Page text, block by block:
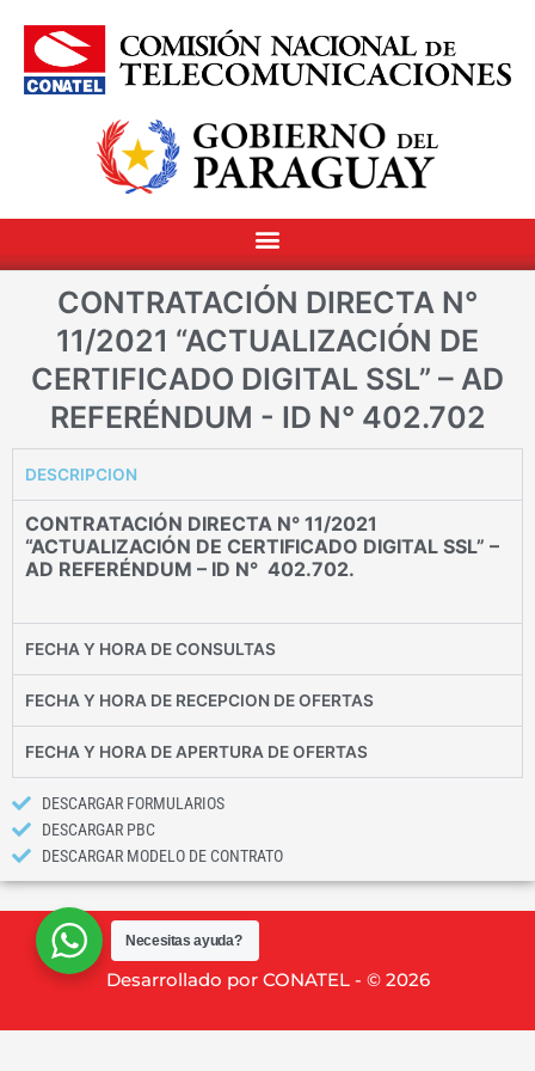
CONTRATACIÓN DIRECTA N°
11/2021 “ACTUALIZACIÓN DE
CERTIFICADO DIGITAL SSL” – AD
REFERÉNDUM - ID N° 402.702
DESCRIPCION
CONTRATACIÓN DIRECTA N° 11/2021
“ACTUALIZACIÓN DE CERTIFICADO DIGITAL SSL” –
AD REFERÉNDUM – ID N° 402.702.
FECHA Y HORA DE CONSULTAS
FECHA Y HORA DE RECEPCION DE OFERTAS
FECHA Y HORA DE APERTURA DE OFERTAS
DESCARGAR FORMULARIOS
DESCARGAR PBC
DESCARGAR MODELO DE CONTRATO
Desarrollado por CONATEL - © 2026
Necesitas ayuda?